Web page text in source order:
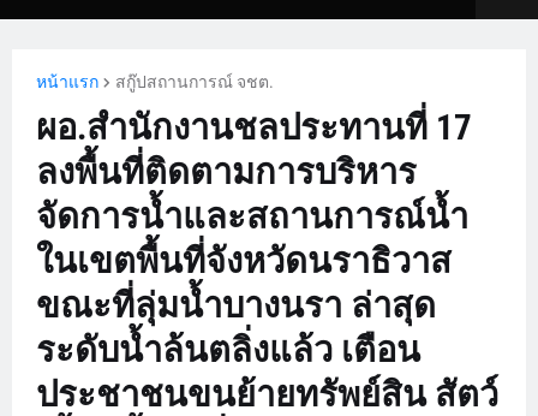
หน้าแรก สกู๊ปสถานการณ์ จชต.
ผอ.สำนักงานชลประทานที่ 17
ลงพื้นที่ติดตามการบริหาร
จัดการน้ำและสถานการณ์น้ำ
ในเขตพื้นที่จังหวัดนราธิวาส
ขณะที่ลุ่มน้ำบางนรา ล่าสุด
ระดับน้ำล้นตลิ่งแล้ว เตือน
ประชาชนขนย้ายทรัพย์สิน สัตว์